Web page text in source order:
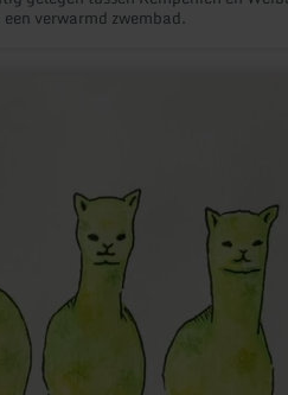
verwarmd zwembad.